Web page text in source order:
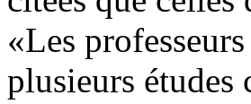
«Les
plusieurs